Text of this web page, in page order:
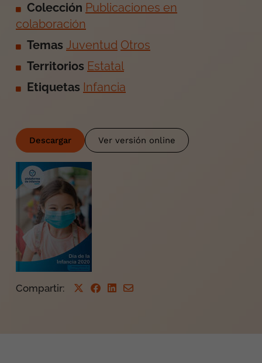
Colección Publicaciones en
colaboración
Temas Juventud Otros
Territorios Estatal
Etiquetas Infancia
Descargar Ver versión online
Compartir: